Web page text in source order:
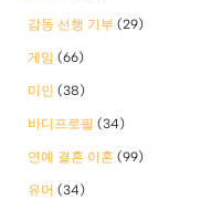
감동 선행 기부 (29)
게임 (66)
미인 (38)
바디프로필 (34)
연예 결혼 이혼 (99)
유머 (34)